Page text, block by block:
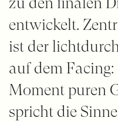
entwickelt.
ist der
auf dem
Moment puren
spricht die